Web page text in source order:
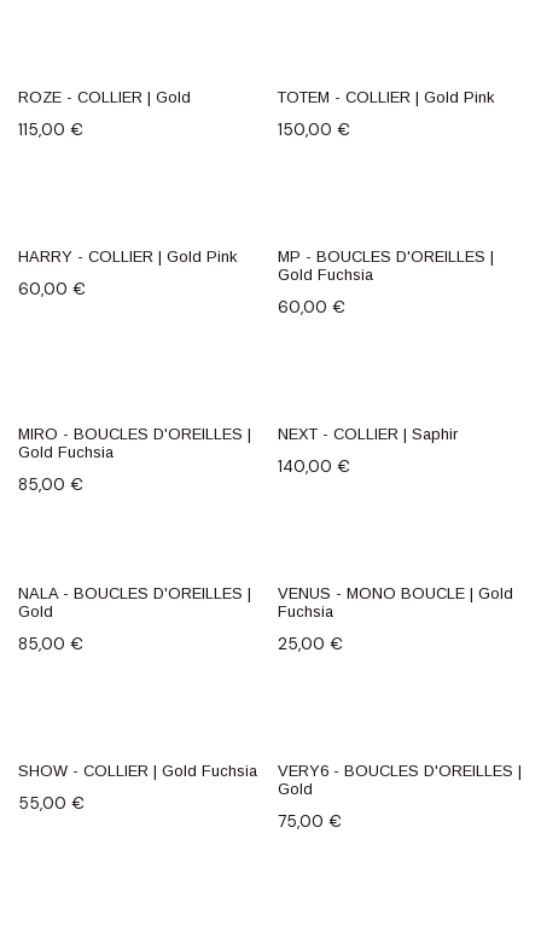
ROZE - COLLIER | Gold
115,00 €
TOTEM - COLLIER | Gold Pink
150,00 €
NEW
HARRY - COLLIER | Gold Pink
60,00 €
MP - BOUCLES D'OREILLES |
Gold Fuchsia
60,00 €
MIRO - BOUCLES D'OREILLES |
Gold Fuchsia
85,00 €
NEXT - COLLIER | Saphir
140,00 €
NALA - BOUCLES D'OREILLES |
Gold
85,00 €
VENUS - MONO BOUCLE | Gold
Fuchsia
25,00 €
SHOW - COLLIER | Gold Fuchsia
55,00 €
VERY6 - BOUCLES D'OREILLES |
Gold
75,00 €